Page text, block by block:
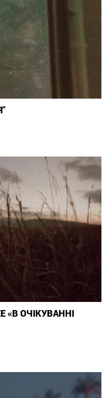
ОЧІКУВАННІ